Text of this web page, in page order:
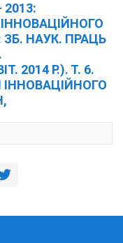
ІННОВАЦІЙНОГО
ЗБ. НАУК. ПРАЦЬ
2014 Р.). Т. 6.